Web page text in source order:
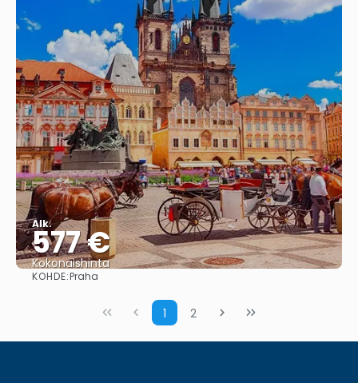
Alk.
577 €
Kokonaishinta
KOHDE:Praha
1 2